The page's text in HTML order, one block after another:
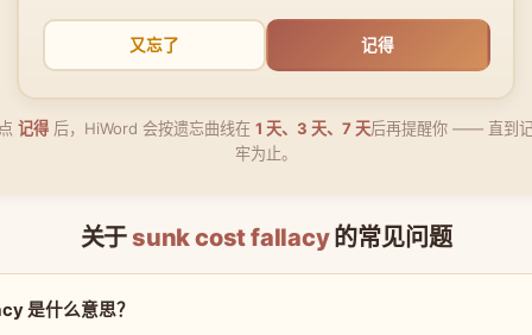
又忘了 记得
点 记得 后，HiWord 会按遗忘曲线在 1 天、3 天、7 天后再提醒你 —— 直到
牢为止。
关于 sunk cost fallacy的常见问题
是什么意思？